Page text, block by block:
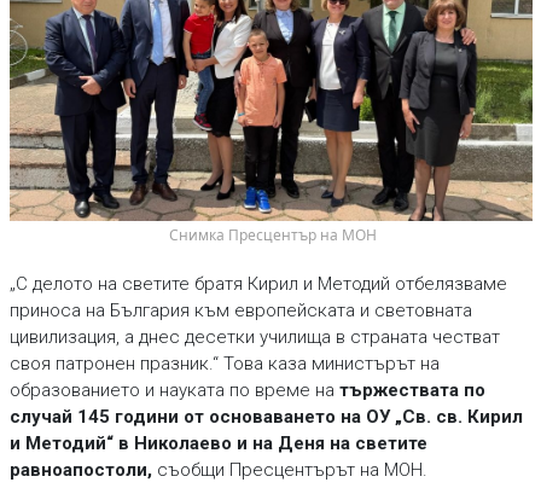
Снимка Пресцентър на МОН
„С делото на светите братя Кирил и Методий отбелязваме
приноса на България към европейската и световната
цивилизация, а днес десетки училища в страната честват
своя патронен празник.“ Това каза министърът на
образованието и науката по време на тържествата по
случай 145 години от основаването на ОУ „Св. св. Кирил
и Методий“ в Николаево и на Деня на светите
равноапостоли,съобщи Пресцентърът на МОН.